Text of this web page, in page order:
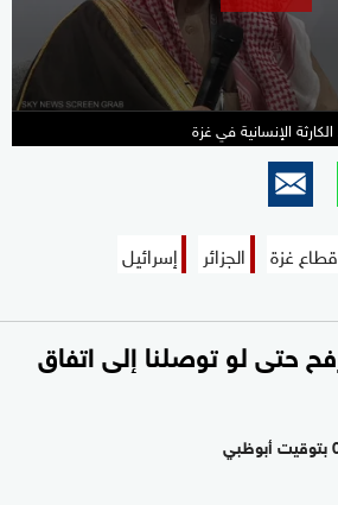
الإنسانية في غزة
قطاع غزة الجزائر إسرائيل
حتى لو توصلنا إلى اتفاق